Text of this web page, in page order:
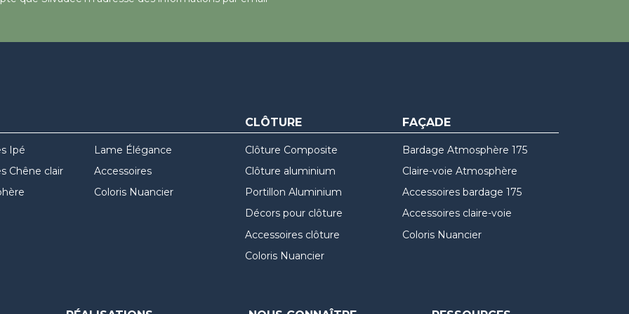
Ipé
Chêne clair
Lame Élégance
Accessoires
Coloris Nuancier
CLÔTURE
Clôture Composite
Clôture aluminium
Portillon Aluminium
Décors pour clôture
Accessoires clôture
Coloris Nuancier
FAÇADE
Bardage Atmosphère 175
Claire-voie Atmosphère
Accessoires bardage 175
Accessoires claire-voie
Coloris Nuancier